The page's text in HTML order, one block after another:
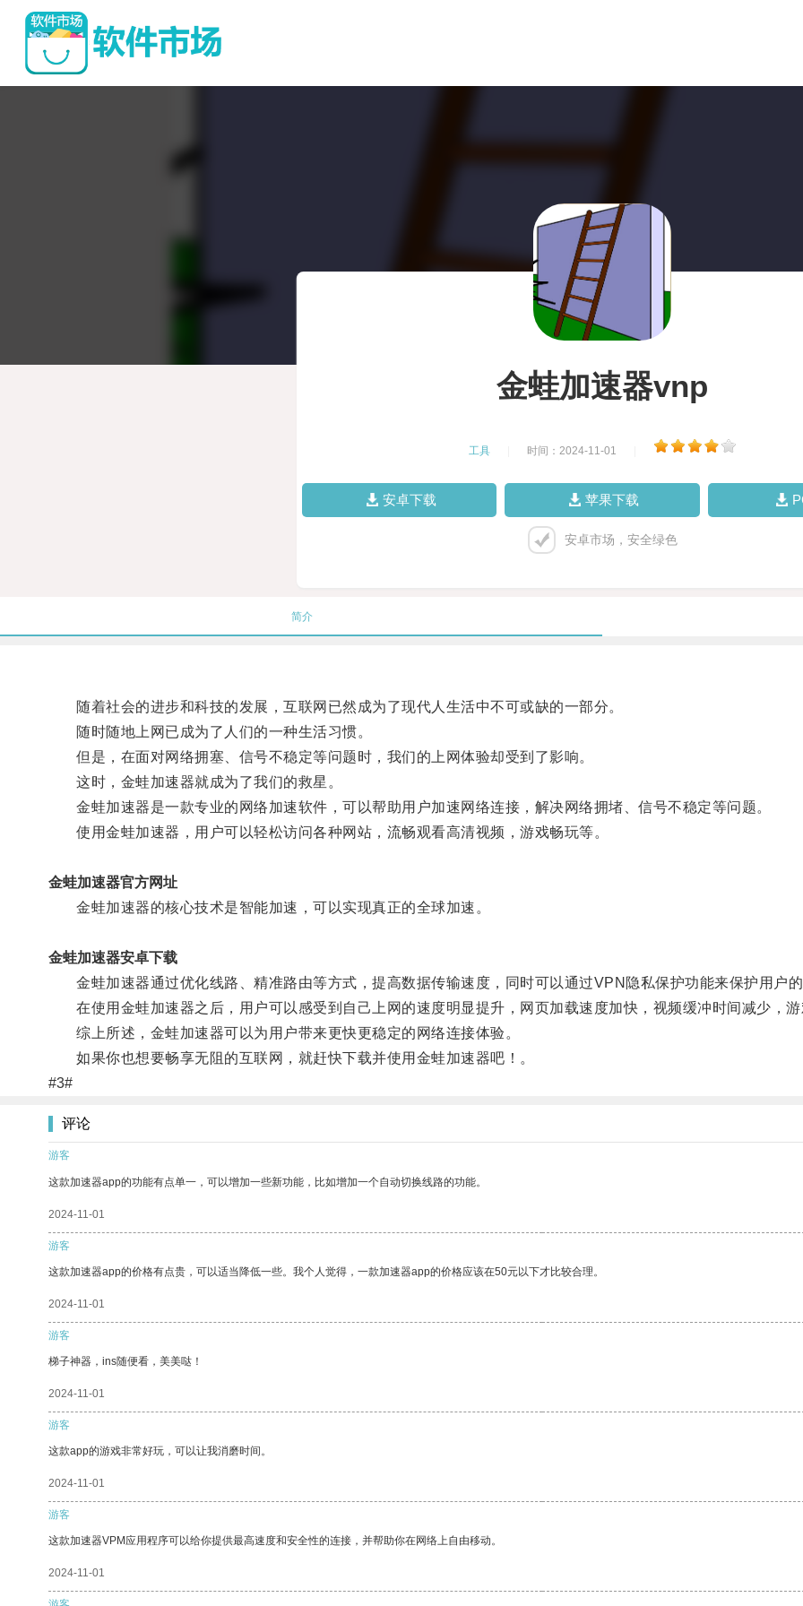
金蛙加速器vnp
工具 时间：2024-11-01
安卓下载 苹果下载
安卓市场，安全绿色
简介
随着社会的进步和科技的发展，互联网已然成为了现代人生活中不可或缺的一部分。
随时随地上网已成为了人们的一种生活习惯。
但是，在面对网络拥塞、信号不稳定等问题时，我们的上网体验却受到了影响。
这时，金蛙加速器就成为了我们的救星。
金蛙加速器是一款专业的网络加速软件，可以帮助用户加速网络连接，解决网络拥堵、信号不稳定等问题。
使用金蛙加速器，用户可以轻松访问各种网站，流畅观看高清视频，游戏畅玩等。
金蛙加速器官方网址
金蛙加速器的核心技术是智能加速，可以实现真正的全球加速。
金蛙加速器安卓下载
金蛙加速器通过优化线路、精准路由等方式，提高数据传输速度，同时可以通过VPN隐私保护功能来保护用户的
在使用金蛙加速器之后，用户可以感受到自己上网的速度明显提升，网页加载速度加快，视频缓冲时间减少，游
综上所述，金蛙加速器可以为用户带来更快更稳定的网络连接体验。
如果你也想要畅享无阻的互联网，就赶快下载并使用金蛙加速器吧！。
#3#
评论
游客
这款加速器app的功能有点单一，可以增加一些新功能，比如增加一个自动切换线路的功能。
2024-11-01
游客
这款加速器app的价格有点贵，可以适当降低一些。我个人觉得，一款加速器app的价格应该在50元以下才比较合理。
2024-11-01
游客
梯子神器，ins随便看，美美哒！
2024-11-01
游客
这款app的游戏非常好玩，可以让我消磨时间。
2024-11-01
游客
这款加速器VPM应用程序可以给你提供最高速度和安全性的连接，并帮助你在网络上自由移动。
2024-11-01